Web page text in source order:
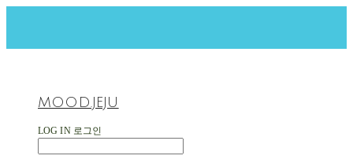
MOOD.JEJU
LOG IN 로그인